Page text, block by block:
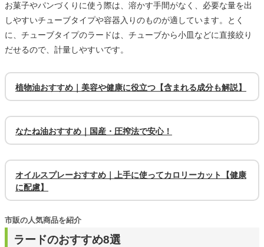
お菓子やパンづくりに使う際は、溶かす手間がなく、必要な量を出
しやすいチューブタイプや容器入りのものが適しています。とく
に、チューブタイプのラードは、チューブから小皿などに直接絞り
だせるので、計量しやすいです。
植物油おすすめ｜美容や健康に役立つ【含まれる成分も解説】
なたね油おすすめ｜国産・圧搾法で安心！
オイルスプレーおすすめ｜上手に使ってカロリーカット【健康
に配慮】
ラードのおすすめ8選
市販の人気商品を紹介